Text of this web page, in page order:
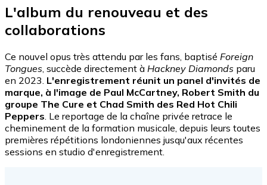
L'album du renouveau et des
collaborations
Ce nouvel opus très attendu par les fans, baptisé Foreign
Tongues , succède directement à Hackney Diamonds paru
en 2023. L'enregistrement réunit un panel d'invités de
marque, à l'image de Paul McCartney, Robert Smith du
groupe The Cure et Chad Smith des Red Hot Chili
Peppers . Le reportage de la chaîne privée retrace le
cheminement de la formation musicale, depuis leurs toutes
premières répétitions londoniennes jusqu'aux récentes
sessions en studio d'enregistrement.